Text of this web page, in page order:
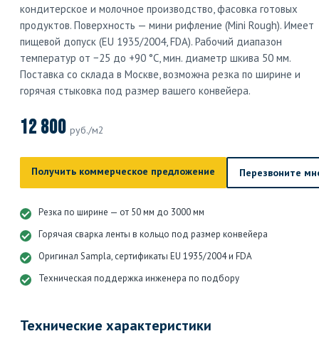
кондитерское и молочное производство, фасовка готовых
продуктов. Поверхность — мини рифление (Mini Rough). Имеет
пищевой допуск (EU 1935/2004, FDA). Рабочий диапазон
температур от −25 до +90 °C, мин. диаметр шкива 50 мм.
Поставка со склада в Москве, возможна резка по ширине и
горячая стыковка под размер вашего конвейера.
12 800 руб./м2
Получить коммерческое предложение Перезвоните
Резка по ширине — от 50 мм до 3000 мм
Горячая сварка ленты в кольцо под размер конвейера
Оригинал Sampla, сертификаты EU 1935/2004 и FDA
Техническая поддержка инженера по подбору
Технические характеристики